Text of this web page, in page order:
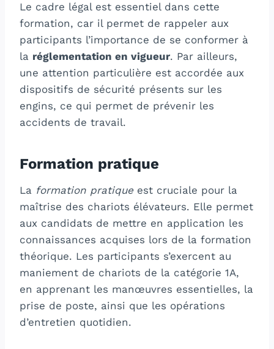
Le cadre légal est essentiel dans cette
formation, car il permet de rappeler aux
participants l’importance de se conformer à
la réglementation en vigueur. Par ailleurs,
une attention particulière est accordée aux
dispositifs de sécurité présents sur les
engins, ce qui permet de prévenir les
accidents de travail.
Formation pratique
La formation pratique est cruciale pour la
maîtrise des chariots élévateurs. Elle permet
aux candidats de mettre en application les
connaissances acquises lors de la formation
théorique. Les participants s’exercent au
maniement de chariots de la catégorie 1A,
en apprenant les manœuvres essentielles, la
prise de poste, ainsi que les opérations
d’entretien quotidien.